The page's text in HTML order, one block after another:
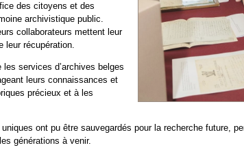
des citoyens et des
archivistique public.
collaborateurs mettent leur
leur récupération.
services d’archives belges
leurs connaissances et
précieux et à les
ont pu être sauvegardés pour la recherche future,
générations à venir.